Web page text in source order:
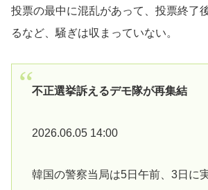
投票の最中に混乱があって、投票終了
るなど、騒ぎは収まっていない。
不正選挙訴えるデモ隊が再集結
2026.06.05 14:00
韓国の警察当局は5日午前、3日に